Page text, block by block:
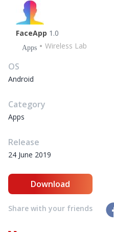
FaceApp 1.0
Apps Wireless Lab
OS
Android
Category
Apps
Release
24 June 2019
Download
Share with your friends